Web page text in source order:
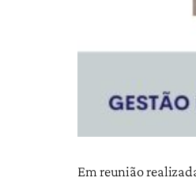
Em reunião